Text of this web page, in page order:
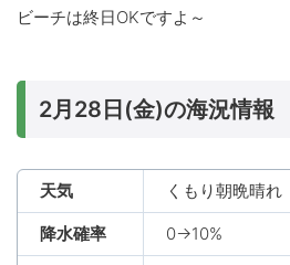
ビーチは終日OKですよ～
2月28日(金)の海況情報
天気 くもり朝晩晴れ
降水確率 0→10%